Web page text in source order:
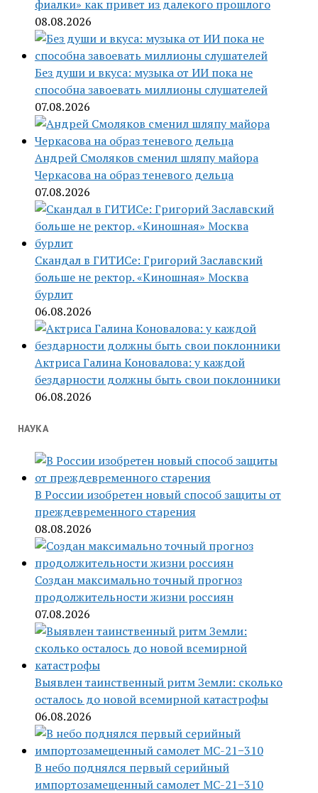
фиалки» как привет из далекого прошлого
08.08.2026
Без души и вкуса: музыка от ИИ пока не
способна завоевать миллионы слушателей
07.08.2026
Андрей Смоляков сменил шляпу майора
Черкасова на образ теневого дельца
07.08.2026
Скандал в ГИТИСе: Григорий Заславский
больше не ректор. «Киношная» Москва
бурлит
06.08.2026
Актриса Галина Коновалова: у каждой
бездарности должны быть свои поклонники
06.08.2026
НАУКА
В России изобретен новый способ защиты от
преждевременного старения
08.08.2026
Создан максимально точный прогноз
продолжительности жизни россиян
07.08.2026
Выявлен таинственный ритм Земли: сколько
осталось до новой всемирной катастрофы
06.08.2026
В небо поднялся первый серийный
импортозамещенный самолет МС-21−310